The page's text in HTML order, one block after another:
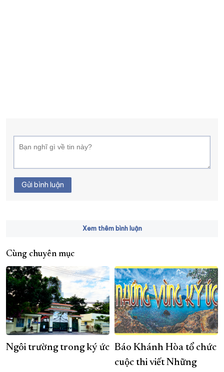
Gửi bình luận
Xem thêm bình luận
Cùng chuyên mục
Ngôi trường trong ký ức Báo Khánh Hòa tổ chức
cuộc thi viết Những